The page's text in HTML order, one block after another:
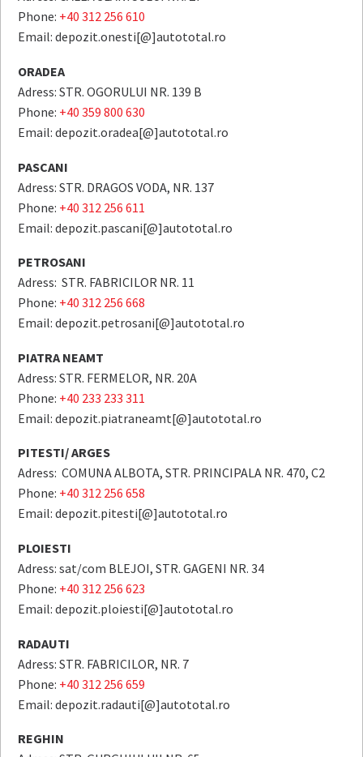
Phone: +40 312 256 610
Email: depozit.onesti[@]autototal.ro
ORADEA
Adress: STR. OGORULUI NR. 139 B
Phone: +40 359 800 630
Email: depozit.oradea[@]autototal.ro
PASCANI
Adress: STR. DRAGOS VODA, NR. 137
Phone: +40 312 256 611
Email: depozit.pascani[@]autototal.ro
PETROSANI
Adress: STR. FABRICILOR NR. 11
Phone: +40 312 256 668
Email: depozit.petrosani[@]autototal.ro
PIATRA NEAMT
Adress: STR. FERMELOR, NR. 20A
Phone: +40 233 233 311
Email: depozit.piatraneamt[@]autototal.ro
PITESTI/ ARGES
Adress: COMUNA ALBOTA, STR. PRINCIPALA NR. 470, C2
Phone: +40 312 256 658
Email: depozit.pitesti[@]autototal.ro
PLOIESTI
Adress: sat/com BLEJOI, STR. GAGENI NR. 34
Phone: +40 312 256 623
Email: depozit.ploiesti[@]autototal.ro
RADAUTI
Adress: STR. FABRICILOR, NR. 7
Phone: +40 312 256 659
Email: depozit.radauti[@]autototal.ro
REGHIN